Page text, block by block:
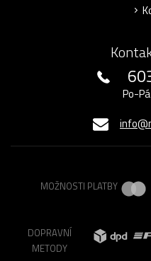
Po-
MOŽNOSTI PLATBY
DOPRAVNÍ
METODY